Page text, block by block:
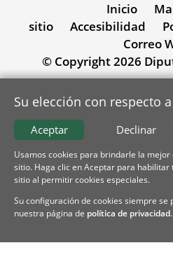
Inicio
sitio
Accesibilidad
Correo
© Copyright 2026
Su elección con respecto
Declinar
Aceptar
Usamos cookies para brindarle la
sitio. Haga clic en Aceptar para
sitio al permitir cookies especiales.
Su configuración de cookies siempre
nuestra página de política de privacidad.